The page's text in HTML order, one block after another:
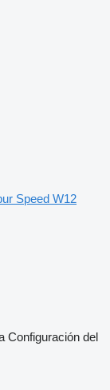
Speed W12
Configuración del